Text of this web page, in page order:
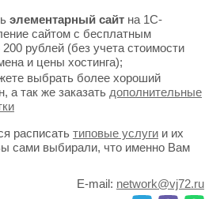
элементарный сайт на 1С-
сайтом с бесплатным
рублей (без учета стоимости
и цены хостинга);
выбрать более хороший
а так же заказать дополнительные
расписать типовые услуги и их
сами выбирали, что именно Вам
E-mail: network@vj72.ru